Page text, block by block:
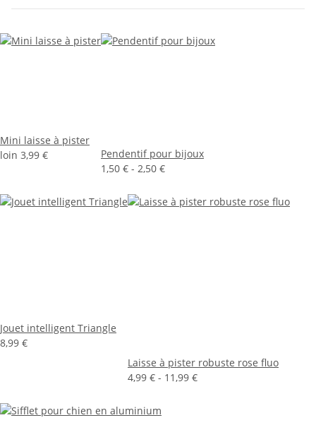
Mini laisse à pister
loin 3,99 €
Pendentif pour bijoux
1,50 € - 2,50 €
Jouet intelligent Triangle
8,99 €
Laisse à pister robuste rose fluo
4,99 € - 11,99 €